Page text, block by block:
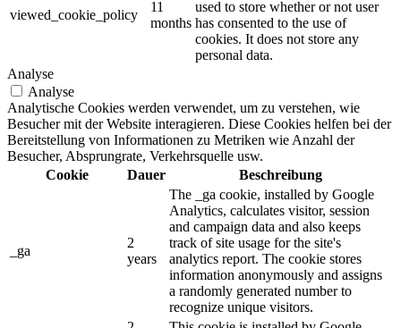
viewed_cookie_policy
11
months
used to store whether or not user
has consented to the use of
cookies. It does not store any
personal data.
Analyse
Analyse
Analytische Cookies werden verwendet, um zu verstehen, wie
Besucher mit der Website interagieren. Diese Cookies helfen bei der
Bereitstellung von Informationen zu Metriken wie Anzahl der
Besucher, Absprungrate, Verkehrsquelle usw.
Cookie
Dauer Beschreibung
_ga
2
years
The _ga cookie, installed by Google
Analytics, calculates visitor, session
and campaign data and also keeps
track of site usage for the site's
analytics report. The cookie stores
information anonymously and assigns
a randomly generated number to
recognize unique visitors.